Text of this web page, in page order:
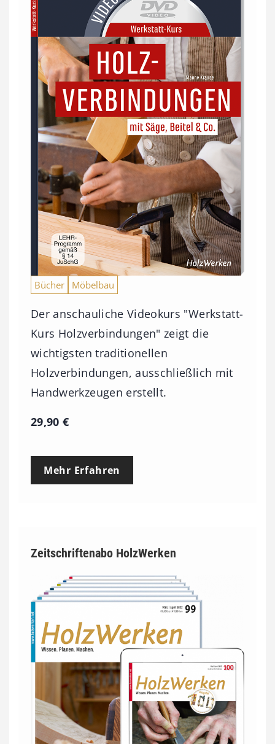
Bücher Möbelbau
Der anschauliche Videokurs "Werkstatt-
Kurs Holzverbindungen" zeigt die
wichtigsten traditionellen
Holzverbindungen, ausschließlich mit
Handwerkzeugen erstellt.
29,90€
Mehr Erfahren
Zeitschriftenabo HolzWerken